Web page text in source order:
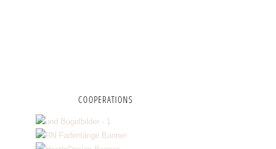
COOPERATIONS